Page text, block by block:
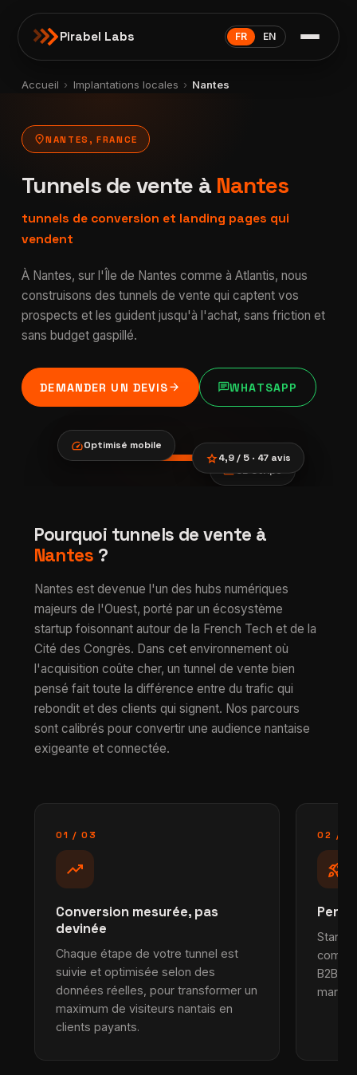
Pirabel Labs FR EN
Accueil › Implantations locales › Nantes
location_onNANTES, FRANCE
Tunnels de vente à Nantes
tunnels de conversion et landing pages qui
vendent
À Nantes, sur l'Île de Nantes comme à Atlantis, nous
construisons des tunnels de vente qui captent vos
prospects et les guident jusqu'à l'achat, sans friction et
sans budget gaspillé.
DEMANDER UN DEVISarrow_forward chatWHATSAPP
verified
Tunnels de vente à
paymentsCB Stripe
speedOptimisé mobile
star4,9 / 5 · 47 avis
Pourquoi tunnels de vente à
Nantes ?
Nantes est devenue l'un des hubs numériques
majeurs de l'Ouest, porté par un écosystème
startup foisonnant autour de la French Tech et de la
Cité des Congrès. Dans cet environnement où
l'acquisition coûte cher, un tunnel de vente bien
pensé fait toute la différence entre du trafic qui
rebondit et des clients qui signent. Nos parcours
sont calibrés pour convertir une audience nantaise
exigeante et connectée.
01 / 03
trending_up
Conversion mesurée, pas
devinée
Chaque étape de votre tunnel est
suivie et optimisée selon des
données réelles, pour transformer un
maximum de visiteurs nantais en
clients payants.
02 /
rocket_launch
B2B :